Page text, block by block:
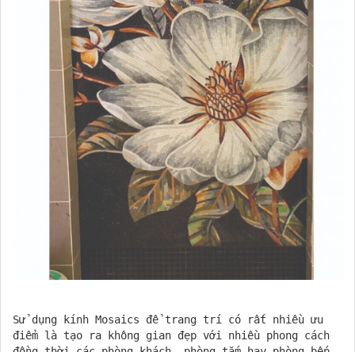
Sử dụng kính Mosaics để trang trí có rất nhiều ưu
điểm là tạo ra không gian đẹp với nhiều phong cách